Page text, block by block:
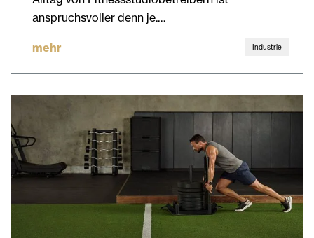
anspruchsvoller denn je.…
mehr Industrie